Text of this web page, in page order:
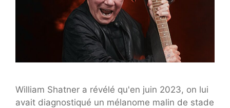
William Shatner a révélé qu'en juin 2023, on lui
avait diagnostiqué un mélanome malin de stade